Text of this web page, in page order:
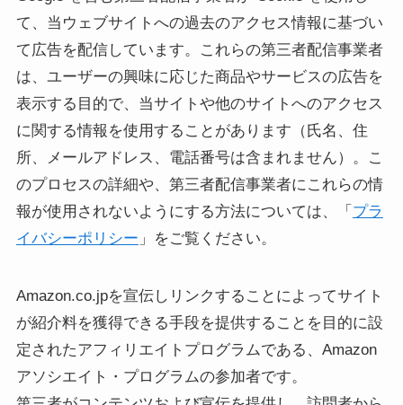
て、当ウェブサイトへの過去のアクセス情報に基づい
て広告を配信しています。これらの第三者配信事業者
は、ユーザーの興味に応じた商品やサービスの広告を
表示する目的で、当サイトや他のサイトへのアクセス
に関する情報を使用することがあります（氏名、住
所、メールアドレス、電話番号は含まれません）。こ
のプロセスの詳細や、第三者配信事業者にこれらの情
報が使用されないようにする方法については、「 プラ
イバシーポリシー 」をご覧ください。
Amazon.co.jpを宣伝しリンクすることによってサイト
が紹介料を獲得できる手段を提供することを目的に設
定されたアフィリエイトプログラムである、Amazon
アソシエイト・プログラムの参加者です。